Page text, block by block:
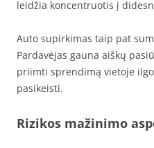
leidžia koncentruotis į
Auto supirkimas taip pat
Pardavėjas gauna aiškų
priimti sprendimą vietoje
pasikeisti.
Rizikos mažinimo